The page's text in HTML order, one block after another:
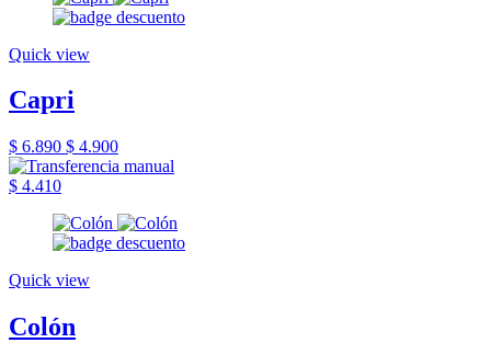
Quick view
Capri
$ 6.890 $ 4.900
$ 4.410
Quick view
Colón